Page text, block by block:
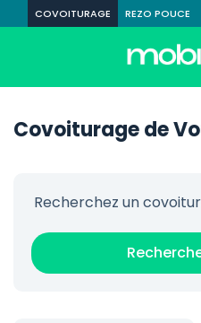
COVOITURAGE REZO POUCE
Covoiturage de
Recherchez un